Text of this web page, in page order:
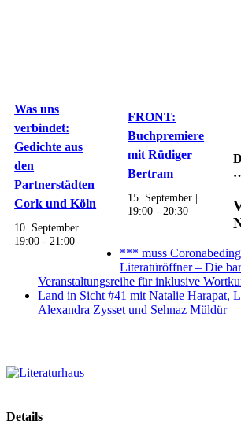
Was uns
verbindet:
Gedichte aus
den
Partnerstädten
Cork und Köln
10. September |
19:00 -21:00
FRONT:
Buchpremiere
mit Rüdiger
Bertram
15. September |
19:00 -20:30
X
*** muss
Literatüröffner – Die
Veranstaltungsreihe für inklusive
Land in Sicht #41 mit Natalie Harapat,
Alexandra Zysset und Sehnaz Müldür
Details